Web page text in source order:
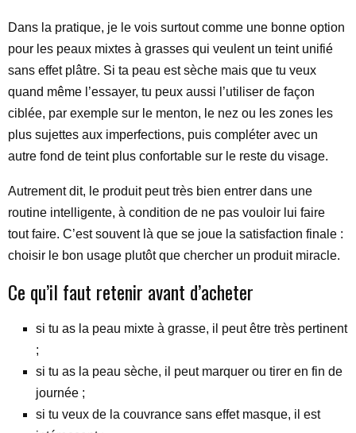
Dans la pratique, je le vois surtout comme une bonne option
pour les peaux mixtes à grasses qui veulent un teint unifié
sans effet plâtre. Si ta peau est sèche mais que tu veux
quand même l’essayer, tu peux aussi l’utiliser de façon
ciblée, par exemple sur le menton, le nez ou les zones les
plus sujettes aux imperfections, puis compléter avec un
autre fond de teint plus confortable sur le reste du visage.
Autrement dit, le produit peut très bien entrer dans une
routine intelligente, à condition de ne pas vouloir lui faire
tout faire. C’est souvent là que se joue la satisfaction finale :
choisir le bon usage plutôt que chercher un produit miracle.
Ce qu’il faut retenir avant d’acheter
si tu as la peau mixte à grasse, il peut être très pertinent
;
si tu as la peau sèche, il peut marquer ou tirer en fin de
journée ;
si tu veux de la couvrance sans effet masque, il est